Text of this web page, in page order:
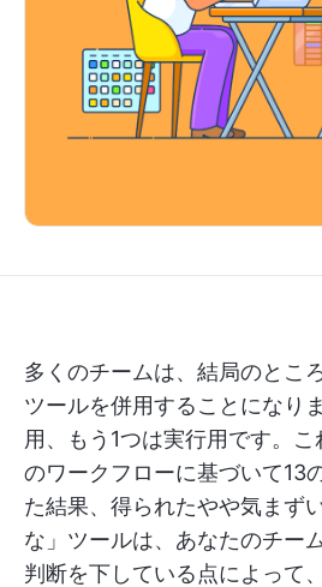
多くのチームは、結局のとこ
ツールを併用することになり
用、もう1つは実行用です。
のワークフローに基づいて13
た結果、得られたやや気まず
な」ツールは、あなたのチー
判断を下している点によって